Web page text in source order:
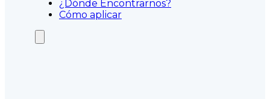
¿Dónde Encontrarnos?
Cómo aplicar